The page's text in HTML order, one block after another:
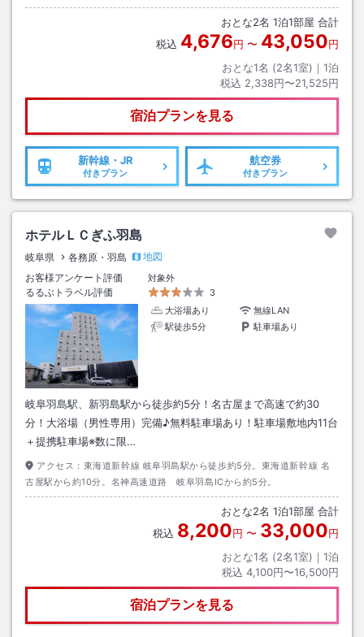
おとな2名 1泊1部屋 合計
税込 4,676円 〜 43,050円
おとな1名 (2名1室)｜ 1泊
税込 2,338円〜21,525円
宿泊プランを見る
新幹線・JR
付きプラン
航空券
付きプラン
ホテルＬＣぎふ羽島
岐阜県 各務原・羽島
地図
お客様アンケート評価
対象外
るるぶトラベル評価
3
大浴場あり
無線LAN
駅徒歩5分
駐車場あり
岐阜羽島駅、新羽島駅から徒歩約5分！名古屋まで高速で約30
分！大浴場（男性専用）完備♪無料駐車場あり！駐車場敷地内11台
＋提携駐車場※数に限…
アクセス： 東海道新幹線 岐阜羽島駅から徒歩約5分。東海道新幹線 名
古屋駅から約10分。名神高速道路 岐阜羽島ICから約5分。
おとな2名 1泊1部屋 合計
税込 8,200円 〜 33,000円
おとな1名 (2名1室)｜ 1泊
税込 4,100円〜16,500円
宿泊プランを見る